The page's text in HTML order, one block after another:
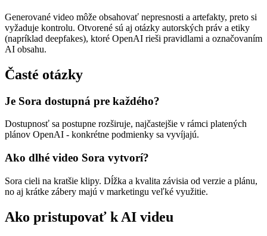
Generované video môže obsahovať nepresnosti a artefakty, preto si
vyžaduje kontrolu. Otvorené sú aj otázky autorských práv a etiky
(napríklad deepfakes), ktoré OpenAI rieši pravidlami a označovaním
AI obsahu.
Časté otázky
Je Sora dostupná pre každého?
Dostupnosť sa postupne rozširuje, najčastejšie v rámci platených
plánov OpenAI - konkrétne podmienky sa vyvíjajú.
Ako dlhé video Sora vytvorí?
Sora cieli na kratšie klipy. Dĺžka a kvalita závisia od verzie a plánu,
no aj krátke zábery majú v marketingu veľké využitie.
Ako pristupovať k AI videu